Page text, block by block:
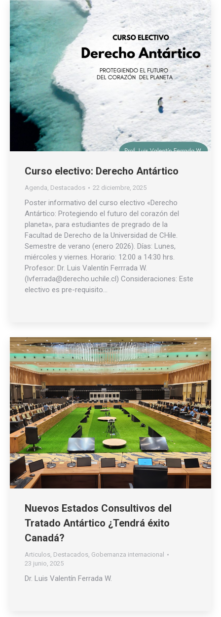
Curso electivo: Derecho Antártico
Agenda, Destacados 22 diciembre, 2025
Poster informativo del curso electivo «Derecho
Antártico: Protegiendo el futuro del corazón del
planeta», para estudiantes de pregrado de la
Facultad de Derecho de la Universidad de CHile.
Semestre de verano (enero 2026). Días: Lunes,
miércoles y viernes. Horario: 12:00 a 14:30 hrs.
Profesor: Dr. Luis Valentín Ferrrada W.
(lvferrada@derecho.uchile.cl) Consideraciones: Este
electivo es pre-requisito…
Nuevos Estados Consultivos del
Tratado Antártico ¿Tendrá éxito
Canadá?
Articulos, Destacados, Gobernanza internacional
23 junio, 2025
Dr. Luis Valentín Ferrada W.